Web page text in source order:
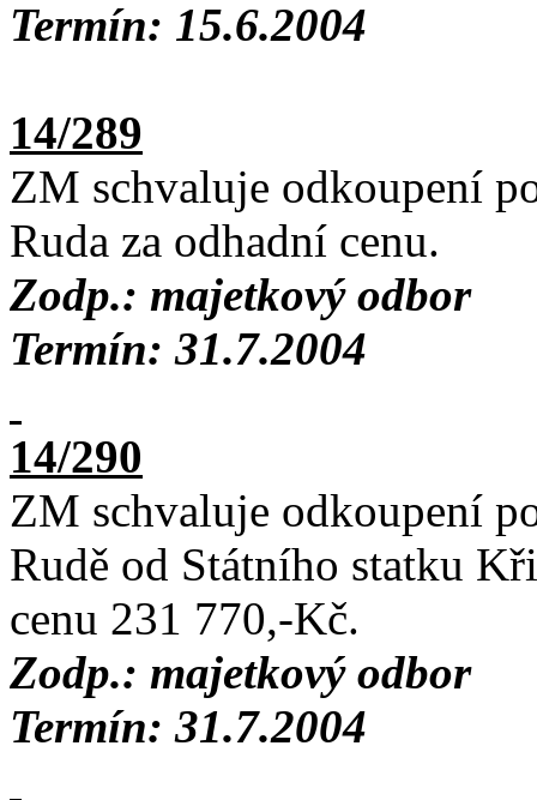
Termín: 15.6.2004
14/289
ZM schvaluje odkoupení
Ruda za odhadní cenu.
Zodp.: majetkový odbor
Termín: 31.7.2004
14/290
ZM schvaluje odkoupení
Rudě od Státního statku
cenu 231 770,-Kč.
Zodp.: majetkový odbor
Termín: 31.7.2004